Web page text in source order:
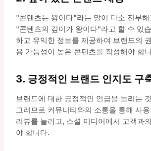
"콘텐츠는 왕이다"라는 말이 다소 진부
"콘텐츠의 깊이가 왕이다"라고 할 수 있
하고 유익한 정보를 제공하여 브랜드의
용 가능성이 높은 콘텐츠를 작성해야 합
3. 긍정적인 브랜드 인지도 구
브랜드에 대한 긍정적인 언급을 늘리는
그러므로 커뮤니티와의 소통을 통해 사
리뷰를 늘리고, 소셜 미디어에서 고객과
야 합니다.